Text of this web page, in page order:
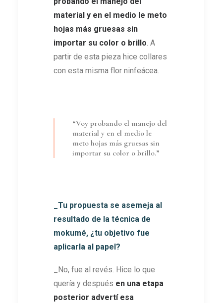
material y en el medio le meto
hojas más gruesas sin
importar su color o brillo. A
partir de esta pieza hice collares
con esta misma flor ninfeácea.
“Voy probando el manejo del
material y en el medio le
meto hojas más gruesas sin
importar su color o brillo.”
_Tu propuesta se asemeja al
resultado de la técnica de
mokumé, ¿tu objetivo fue
aplicarla al papel?
_No, fue al revés. Hice lo que
quería y después en una etapa
posterior advertí esa